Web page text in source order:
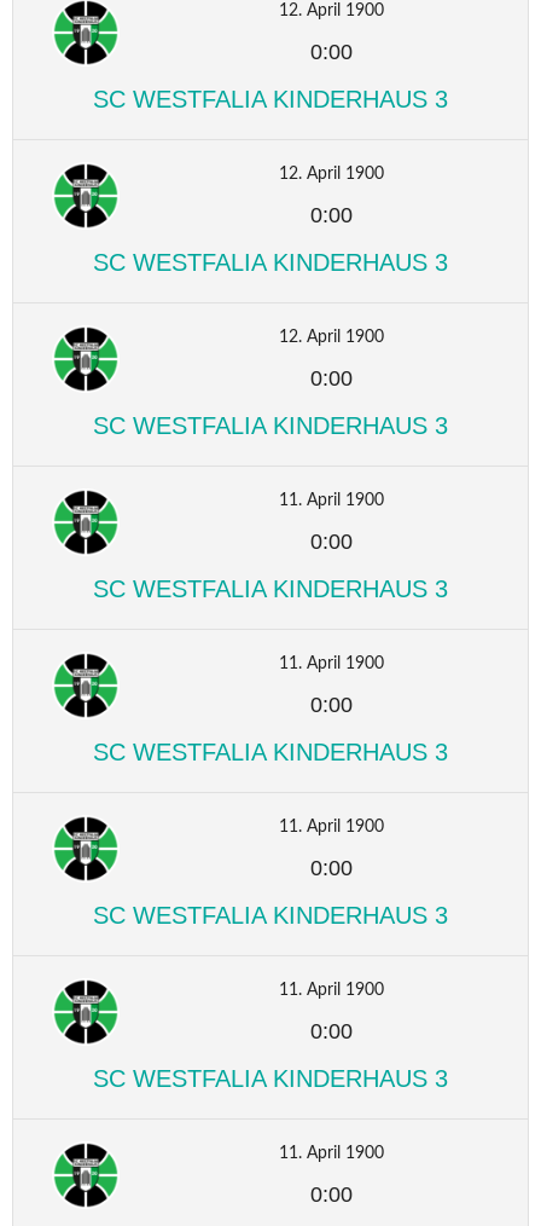
12. April 1900
0:00
SC WESTFALIA KINDERHAUS 3
12. April 1900
0:00
SC WESTFALIA KINDERHAUS 3
12. April 1900
0:00
SC WESTFALIA KINDERHAUS 3
11. April 1900
0:00
SC WESTFALIA KINDERHAUS 3
11. April 1900
0:00
SC WESTFALIA KINDERHAUS 3
11. April 1900
0:00
SC WESTFALIA KINDERHAUS 3
11. April 1900
0:00
SC WESTFALIA KINDERHAUS 3
11. April 1900
0:00